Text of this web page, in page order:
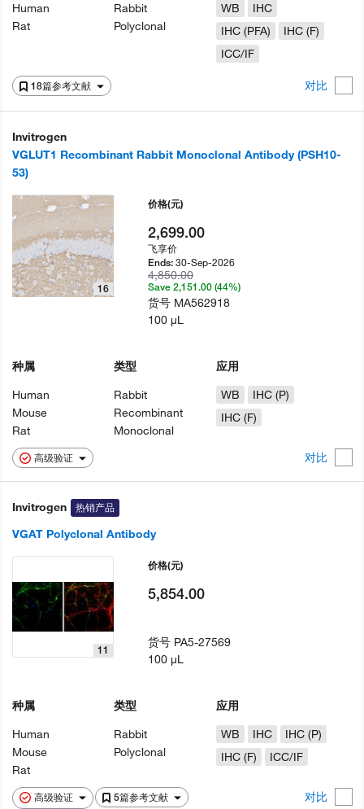
18篇参考文献 对比
Human
Rat
Rabbit
Polyclonal
WB
IHC
IHC (PFA)
IHC (F)
ICC/IF
Invitrogen
VGLUT1 Recombinant Rabbit Monoclonal Antibody (PSH10-
53)
高级验证 对比
16
种属
Human
Mouse
Rat
类型
Rabbit
Recombinant
Monoclonal
应用
WB
IHC (P)
IHC (F)
价格(元)
2,699.00
飞享价
Ends:30-Sep-2026
4,850.00
Save 2,151.00 (44%)
货号 MA562918
100 µL
Invitrogen 热销产品
VGAT Polyclonal Antibody
高级验证 5篇参考文献 对比
11
种属
Human
Mouse
Rat
类型
Rabbit
Polyclonal
应用
WB
IHC
IHC (P)
IHC (F)
ICC/IF
价格(元)
5,854.00
货号 PA5-27569
100 µL